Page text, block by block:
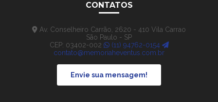
CONTATOS
Av. Conselheiro Carrão, 2620 - 410 Vila Carrao
São Paulo - SP
CEP: 03402-002
(11) 94762-0154
contato@memoriaheventus.com.br
Envie sua mensagem!